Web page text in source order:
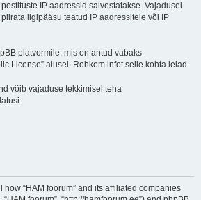
IP aadressid salvestatakse. Vajadusel
ligipääsu teatud IP aadressitele või IP
platvormile, mis on antud vabaks
License” alusel. Rohkem infot selle kohta leiad
võib vajaduse tekkimisel teha
“HAM foorum” and its affiliated companies